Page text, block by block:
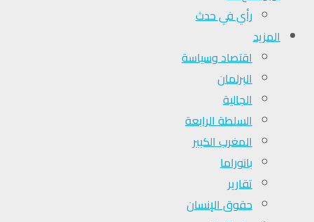
رأي في حدث
المزيد
اقتصاد وسياسة
البرلمان
الجالية
السلطة الرابعة
المغرب الكبير
بانوراما
تقارير
حقوق الإنسان